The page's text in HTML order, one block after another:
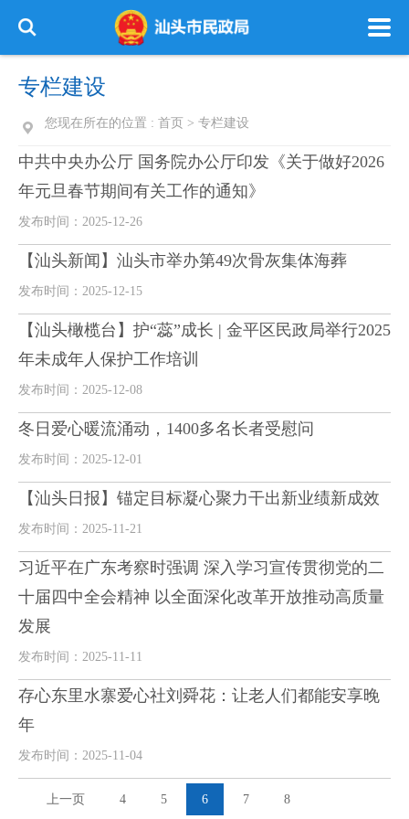
专栏建设
您现在所在的位置 : 首页 > 专栏建设
中共中央办公厅 国务院办公厅印发《关于做好2026
年元旦春节期间有关工作的通知》
发布时间：2025-12-26
【汕头新闻】汕头市举办第49次骨灰集体海葬
发布时间：2025-12-15
【汕头橄榄台】护“蕊”成长 | 金平区民政局举行2025
年未成年人保护工作培训
发布时间：2025-12-08
冬日爱心暖流涌动，1400多名长者受慰问
发布时间：2025-12-01
【汕头日报】锚定目标凝心聚力干出新业绩新成效
发布时间：2025-11-21
习近平在广东考察时强调 深入学习宣传贯彻党的二
十届四中全会精神 以全面深化改革开放推动高质量
发展
发布时间：2025-11-11
存心东里水寨爱心社刘舜花：让老人们都能安享晚
年
发布时间：2025-11-04
上一页 4 5 6 7 8